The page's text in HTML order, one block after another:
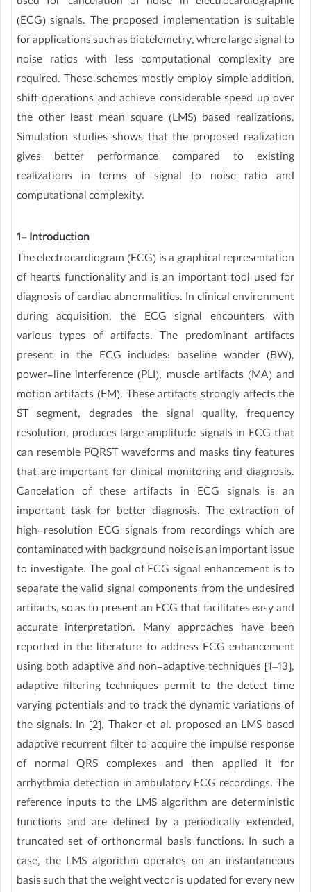
(ECG) signals. The proposed implementation is suitable
for applications such as biotelemetry, where large signal to
noise ratios with less computational complexity are
required. These schemes mostly employ simple addition,
shift operations and achieve considerable speed up over
the other least mean square (LMS) based realizations.
Simulation studies shows that the proposed realization
gives better performance compared to existing
realizations in terms of signal to noise ratio and
computational complexity.
1- Introduction
The electrocardiogram (ECG) is a graphical representation
of hearts functionality and is an important tool used for
diagnosis of cardiac abnormalities. In clinical environment
during acquisition, the ECG signal encounters with
various types of artifacts. The predominant artifacts
present in the ECG includes: baseline wander (BW),
power-line interference (PLI), muscle artifacts (MA) and
motion artifacts (EM). These artifacts strongly affects the
ST segment, degrades the signal quality, frequency
resolution, produces large amplitude signals in ECG that
can resemble PQRST waveforms and masks tiny features
that are important for clinical monitoring and diagnosis.
Cancelation of these artifacts in ECG signals is an
important task for better diagnosis. The extraction of
high-resolution ECG signals from recordings which are
contaminated with background noise is an important issue
to investigate. The goal of ECG signal enhancement is to
separate the valid signal components from the undesired
artifacts, so as to present an ECG that facilitates easy and
accurate interpretation. Many approaches have been
reported in the literature to address ECG enhancement
using both adaptive and non-adaptive techniques [1–13],
adaptive filtering techniques permit to the detect time
varying potentials and to track the dynamic variations of
the signals. In [2], Thakor et al. proposed an LMS based
adaptive recurrent filter to acquire the impulse response
of normal QRS complexes and then applied it for
arrhythmia detection in ambulatory ECG recordings. The
reference inputs to the LMS algorithm are deterministic
functions and are defined by a periodically extended,
truncated set of orthonormal basis functions. In such a
case, the LMS algorithm operates on an instantaneous
basis such that the weight vector is updated for every new